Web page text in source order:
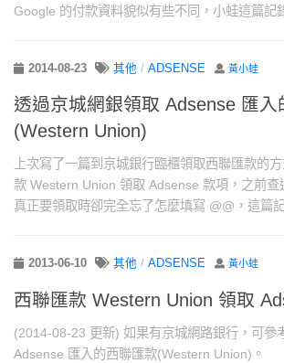
Google 的付款資料貌似有些不同，小蛙這篇記
2014-08-23 其他 / ADSENSE 黃小蛙
透過京城網銀領取 Adsense 匯入
(Western Union)
上次寫了一篇到京城銀行臨櫃領取西聯匯款的
款 Western Union 領取 Adsense 款項，之前查
真正要領取時卻完全忘了怎麼填寫 @@，這篇
2013-06-10 其他 / ADSENSE 黃小蛙
西聯匯款 Western Union 領取
(2014-08-23 更新) 如果有京城網路銀行，可參
Adsense 匯入的西聯匯款(Western Union)。